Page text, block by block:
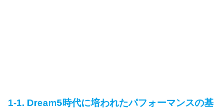
1-1. Dream5時代に培われたパフォーマンスの基